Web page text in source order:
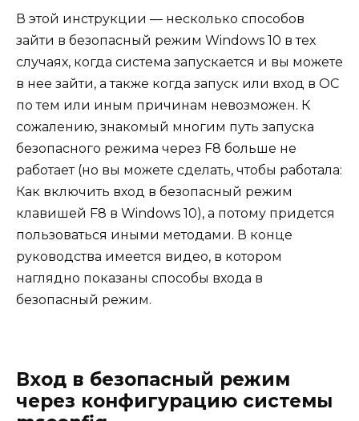
В этой инструкции — несколько способов
зайти в безопасный режим Windows 10 в тех
случаях, когда система запускается и вы можете
в нее зайти, а также когда запуск или вход в ОС
по тем или иным причинам невозможен. К
сожалению, знакомый многим путь запуска
безопасного режима через F8 больше не
работает (но вы можете сделать, чтобы работала:
Как включить вход в безопасный режим
клавишей F8 в Windows 10), а потому придется
пользоваться иными методами. В конце
руководства имеется видео, в котором
наглядно показаны способы входа в
безопасный режим.
Вход в безопасный режим
через конфигурацию системы